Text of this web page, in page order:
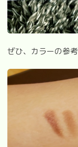
ぜひ、カラーの参